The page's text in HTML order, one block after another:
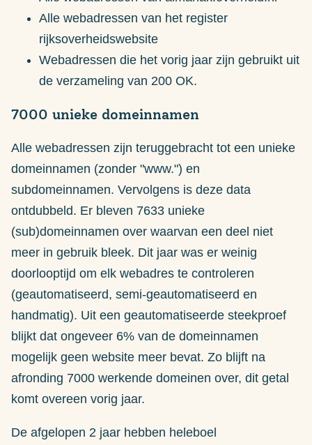
Alle webadressen van het register
rijksoverheidswebsite
Webadressen die het vorig jaar zijn gebruikt uit
de verzameling van 200 OK.
7000 unieke domeinnamen
Alle webadressen zijn teruggebracht tot een unieke
domeinnamen (zonder "www.") en
subdomeinnamen. Vervolgens is deze data
ontdubbeld. Er bleven 7633 unieke
(sub)domeinnamen over waarvan een deel niet
meer in gebruik bleek. Dit jaar was er weinig
doorlooptijd om elk webadres te controleren
(geautomatiseerd, semi-geautomatiseerd en
handmatig). Uit een geautomatiseerde steekproef
blijkt dat ongeveer 6% van de domeinnamen
mogelijk geen website meer bevat. Zo blijft na
afronding 7000 werkende domeinen over, dit getal
komt overeen vorig jaar.
De afgelopen 2 jaar hebben heleboel